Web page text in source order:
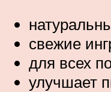
свежие
для всех
улучшает